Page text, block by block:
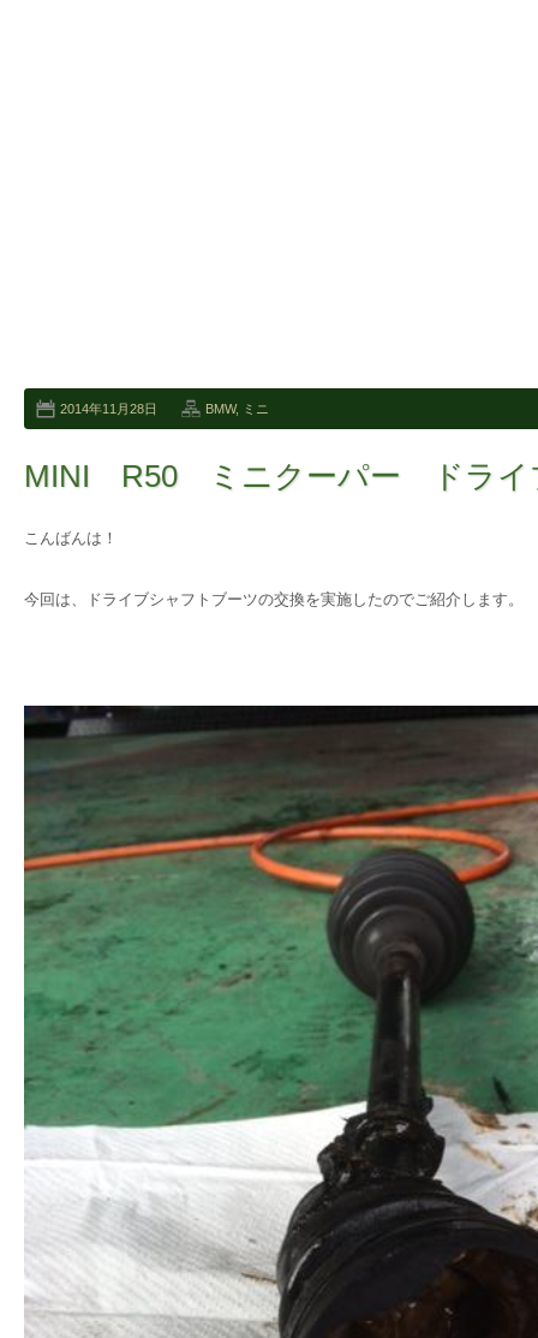
2014年11月28日 BMW, ミニ
MINI R50 ミニクーパー ドライ
こんばんは！
今回は、ドライブシャフトブーツの交換を実施したのでご紹介します。